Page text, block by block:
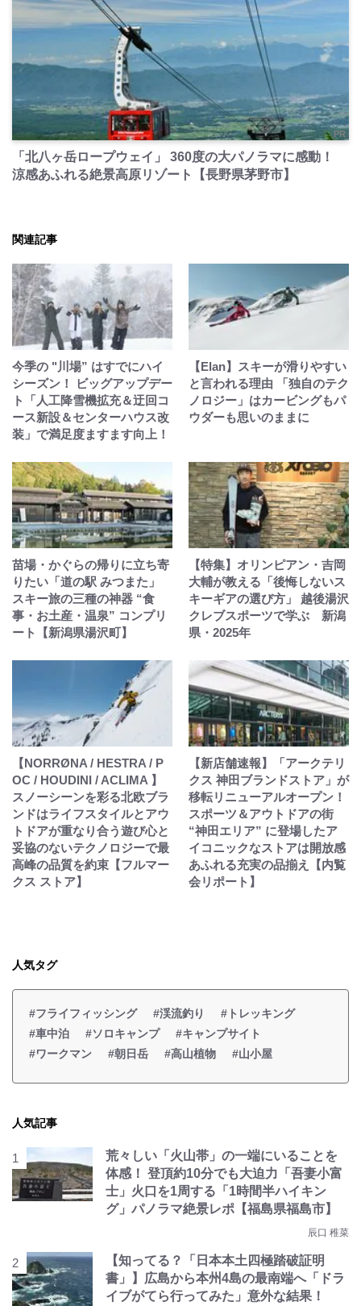
PR
「北八ヶ岳ロープウェイ」 360度の大パノラマに感動！
涼感あふれる絶景高原リゾート【長野県茅野市】
関連記事
今季の "川場” はすでにハイ
シーズン！ ビッグアップデー
ト「人工降雪機拡充＆迂回コ
ース新設＆センターハウス改
装」で満足度ますます向上！
【Elan】スキーが滑りやすい
と言われる理由 「独自のテク
ノロジー」はカービングもパ
ウダーも思いのままに
苗場・かぐらの帰りに立ち寄
りたい「道の駅 みつまた」
スキー旅の三種の神器 “食
事・お土産・温泉” コンプリ
ート【新潟県湯沢町】
【特集】オリンピアン・吉岡
大輔が教える「後悔しないス
キーギアの選び方」 越後湯沢
クレブスポーツで学ぶ 新潟
県・2025年
【NORRØNA / HESTRA / P
OC / HOUDINI / ACLIMA 】
スノーシーンを彩る北欧ブラ
ンドはライフスタイルとアウ
トドアが重なり合う遊び心と
妥協のないテクノロジーで最
高峰の品質を約束【フルマー
クス ストア】
【新店舗速報】「アークテリ
クス 神田ブランドストア」が
移転リニューアルオープン！
スポーツ＆アウトドアの街
“神田エリア” に登場したア
イコニックなストアは開放感
あふれる充実の品揃え【内覧
会リポート】
人気タグ
#フライフィッシング #渓流釣り
#トレッキング
#車中泊
#ソロキャンプ
#キャンプサイト
#ワークマン
#朝日岳 #高山植物 #山小屋
人気記事
荒々しい「火山帯」の一端にいることを
体感！ 登頂約10分でも大迫力「吾妻小富
士」火口を1周する「1時間半ハイキン
グ」パノラマ絶景レポ【福島県福島市】
辰口 稚菜
【知ってる？「日本本土四極踏破証明
書」】広島から本州4島の最南端へ「ドラ
イブがてら行ってみた」意外な結果！